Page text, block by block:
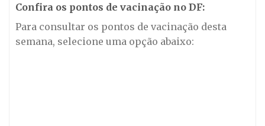
Confira os pontos de vacinação no DF:
Para consultar os pontos de vacinação desta
semana, selecione uma opção abaixo: